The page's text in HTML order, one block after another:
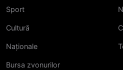
Sport
Cultură
Naționale
Bursa zvonurilor